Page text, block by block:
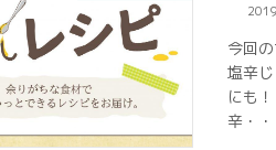
今回
塩辛
にも
辛・